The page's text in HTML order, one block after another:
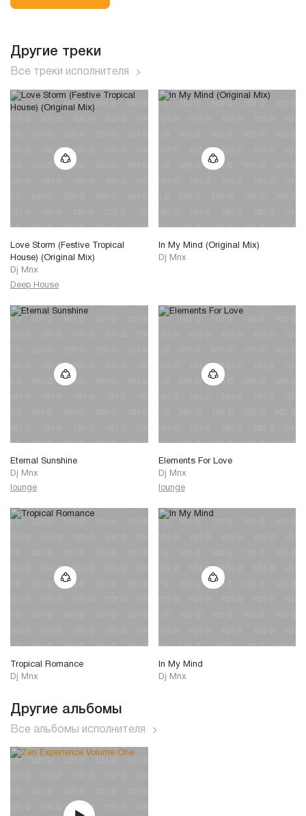
Другие треки
Все треки исполнителя
Love Storm (Festive Tropical
House) (Original Mix)
Dj Mnx
Deep House
In My Mind (Original Mix)
Dj Mnx
Eternal Sunshine
Dj Mnx
lounge
Elements For Love
Dj Mnx
lounge
Tropical Romance
Dj Mnx
In My Mind
Dj Mnx
Другие альбомы
Все альбомы исполнителя